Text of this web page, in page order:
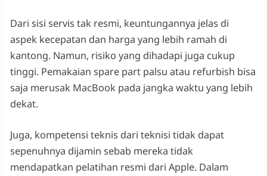
Dari sisi servis tak resmi, keuntungannya jelas di
aspek kecepatan dan harga yang lebih ramah di
kantong. Namun, risiko yang dihadapi juga cukup
tinggi. Pemakaian spare part palsu atau refurbish bisa
saja merusak MacBook pada jangka waktu yang lebih
dekat.
Juga, kompetensi teknis dari teknisi tidak dapat
sepenuhnya dijamin sebab mereka tidak
mendapatkan pelatihan resmi dari Apple. Dalam